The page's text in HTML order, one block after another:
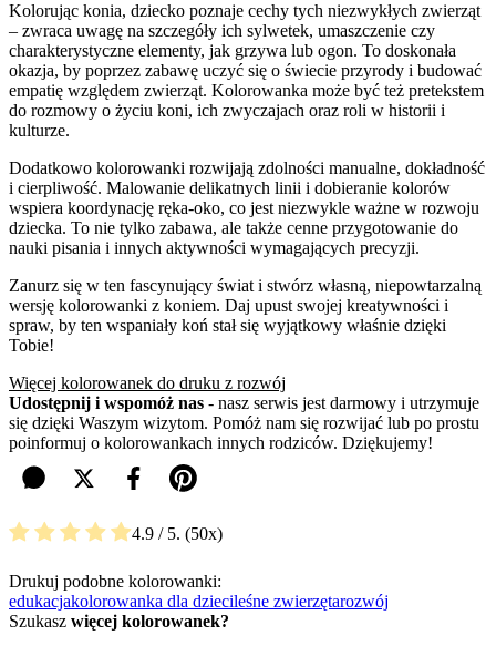
Kolorując konia, dziecko poznaje cechy tych niezwykłych zwierząt
– zwraca uwagę na szczegóły ich sylwetek, umaszczenie czy
charakterystyczne elementy, jak grzywa lub ogon. To doskonała
okazja, by poprzez zabawę uczyć się o świecie przyrody i budować
empatię względem zwierząt. Kolorowanka może być też pretekstem
do rozmowy o życiu koni, ich zwyczajach oraz roli w historii i
kulturze.
Dodatkowo kolorowanki rozwijają zdolności manualne, dokładność
i cierpliwość. Malowanie delikatnych linii i dobieranie kolorów
wspiera koordynację ręka-oko, co jest niezwykle ważne w rozwoju
dziecka. To nie tylko zabawa, ale także cenne przygotowanie do
nauki pisania i innych aktywności wymagających precyzji.
Zanurz się w ten fascynujący świat i stwórz własną, niepowtarzalną
wersję kolorowanki z koniem. Daj upust swojej kreatywności i
spraw, by ten wspaniały koń stał się wyjątkowy właśnie dzięki
Tobie!
Więcej kolorowanek do druku z rozwój
Udostępnij i wspomóż nas - nasz serwis jest darmowy i utrzymuje
się dzięki Waszym wizytom. Pomóż nam się rozwijać lub po prostu
poinformuj o kolorowankach innych rodziców. Dziękujemy!
4.9 / 5. 50
Drukuj podobne kolorowanki:
edukacjakolorowanka dla dziecileśne zwierzętarozwój
Szukasz więcej kolorowanek?